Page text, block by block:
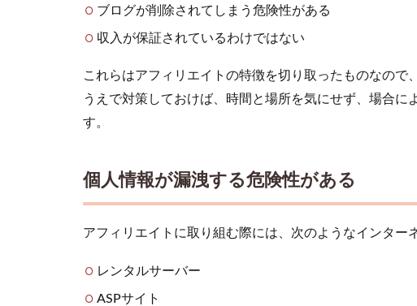
危険
性が
ある
2.4
副業
合、
違反
る
2.5
ブログが削除されてしまう危険性がある
収入が保証されているわけではない
これらはアフィリエイトの特徴を切り取ったものなので
うえで対策しておけば、時間と場所を気にせず、場合
す。
個人情報が漏洩する危険性がある
アフィリエイトに取り組む際には、次のようなインター
レンタルサーバー
ASPサイト